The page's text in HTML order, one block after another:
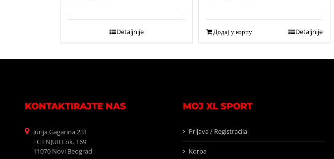
Detaljnije Додај у корпу Detaljnije
KONTAKTIRAJTE NAS
Jurija Gagarina 231
TC ENJUB Lok. 169
11070 Novi Beograd
MOJ XL SPORT
Prijava / Registracija
Korpa